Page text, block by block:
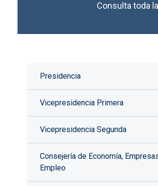
Consulta toda
Presidencia
Vicepresidencia Primera
Vicepresidencia Segunda
Consejería de Economía,
Empleo